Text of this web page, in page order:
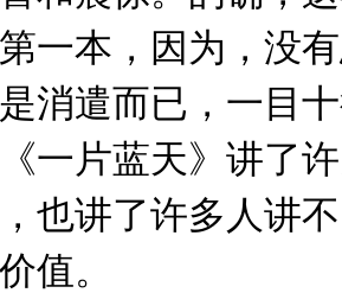
一本，因为，没
消遣而已，一目
一片蓝天》讲了
也讲了许多人讲
值。